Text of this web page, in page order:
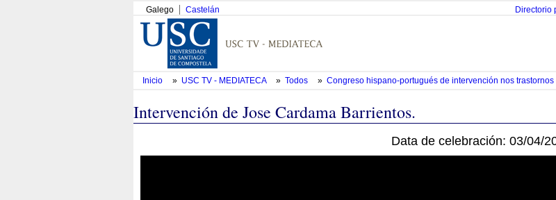
Galego Castelán Directorio
Inicio » USC TV - MEDIATECA » Todos » Congreso hispano-portugués de intervención nos trastornos
Intervención de Jose Cardama Barrientos.
Data de celebración: 03/04/